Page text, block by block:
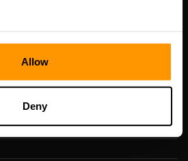
Allow
Deny